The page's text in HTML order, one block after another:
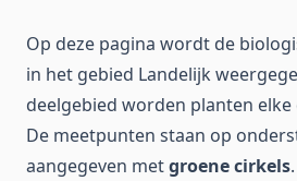
Op deze pagina wordt de
in het gebied Landelijk
deelgebied worden planten
De meetpunten staan op
aangegeven metgroene cirkels